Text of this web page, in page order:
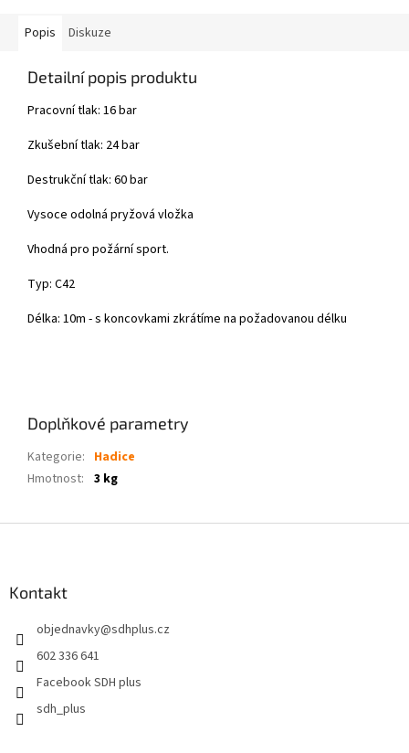
Popis Diskuze
Detailní popis produktu
Pracovní tlak: 16 bar
Zkušební tlak: 24 bar
Destrukční tlak: 60 bar
Vysoce odolná pryžová vložka
Vhodná pro požární sport.
Typ: C42
Délka: 10m - s koncovkami zkrátíme na požadovanou délku
Doplňkové parametry
Kategorie: Hadice
Hmotnost: 3 kg
Kontakt
objednavky@sdhplus.cz
602 336 641
Facebook SDH plus
sdh_plus